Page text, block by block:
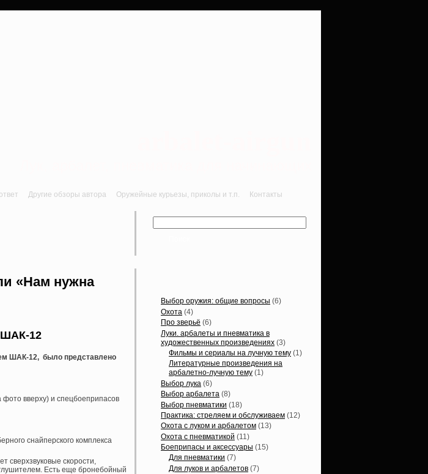
Другие обзоры автора Оружейные курьезы, приколы и т.п. Контакты
«Нам нужна
ШАК-12
ШАК-12, было представлено
вверху) и спецбоеприпасов
снайперского комплекса
сверхзвуковые скорости,
Есть еще бронебойный
Выбор оружия: общие вопросы (6)
Охота (4)
Про зверьё (6)
Луки. арбалеты и пневматика в
художественных произведениях (3)
Фильмы и сериалы на лучную тему (1)
Литературные произведения на
арбалетно-лучную тему (1)
Выбор лука (6)
Выбор арбалета (8)
Выбор пневматики (18)
Практика: стреляем и обслуживаем (12)
Охота с луком и арбалетом (13)
Охота с пневматикой (11)
Боеприпасы и аксессуары (15)
Для пневматики (7)
Для луков и арбалетов (7)